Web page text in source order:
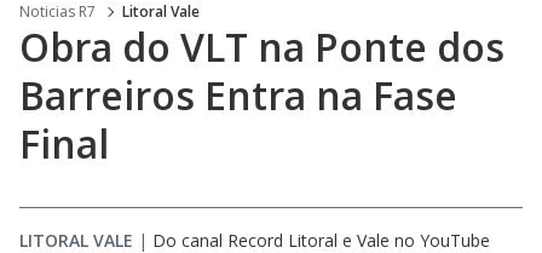
Noticias R7 Litoral Vale
Obra do VLT na Ponte dos
Barreiros Entra na Fase
Final
LITORAL VALE | Do canal Record Litoral e Vale no YouTube